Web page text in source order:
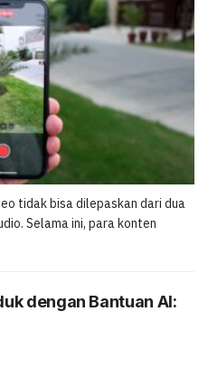
tidak bisa dilepaskan dari dua
Selama ini, para konten
dengan Bantuan AI: